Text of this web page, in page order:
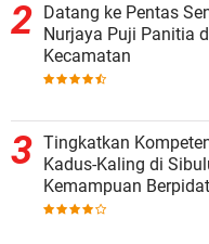
Datang ke Pentas
Nurjaya Puji Panitia
Kecamatan
Tingkatkan
Kadus-Kaling di
Kemampuan